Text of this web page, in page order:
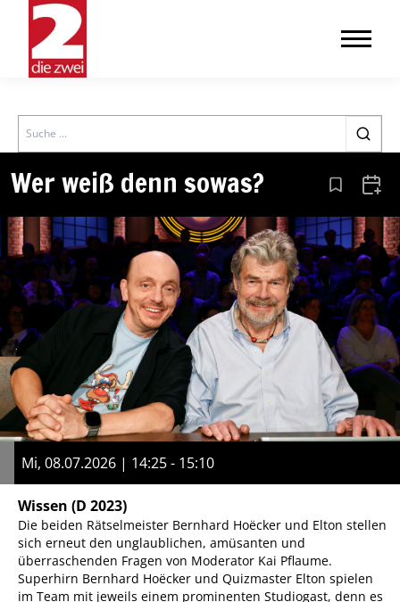
Search
Wer weiß denn sowas? Aus den
Mi, 08.07.2026 | 14:25 - 15:10
Wissen (D 2023)
Die beiden Rätselmeister Bernhard Hoëcker und Elton stellen
sich erneut den unglaublichen, amüsanten und
überraschenden Fragen von Moderator Kai Pflaume.
Superhirn Bernhard Hoëcker und Quizmaster Elton spielen
im Team mit jeweils einem prominenten Studiogast, denn es